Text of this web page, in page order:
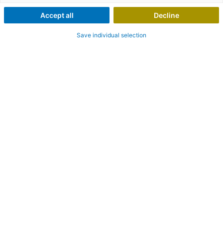
Accept all Decline
Save individual selection